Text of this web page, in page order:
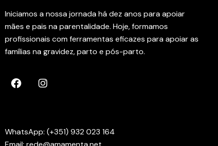
Iniciamos a nossa jornada há dez anos para apoiar
mães e pais na parentalidade. Hoje, formamos
profissionais com ferramentas eficazes para apoiar as
famílias na gravidez, parto e pós-parto.
WhatsApp: (+351) 932 023 164